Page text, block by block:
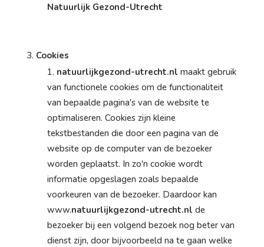
Natuurlijk Gezond-Utrecht
Cookies
natuurlijkgezond-utrecht.nl maakt gebruik
van functionele cookies om de functionaliteit
van bepaalde pagina's van de website te
optimaliseren. Cookies zijn kleine
tekstbestanden die door een pagina van de
website op de computer van de bezoeker
worden geplaatst. In zo'n cookie wordt
informatie opgeslagen zoals bepaalde
voorkeuren van de bezoeker. Daardoor kan
www.natuurlijkgezond-utrecht.nl de
bezoeker bij een volgend bezoek nog beter van
dienst zijn, door bijvoorbeeld na te gaan welke